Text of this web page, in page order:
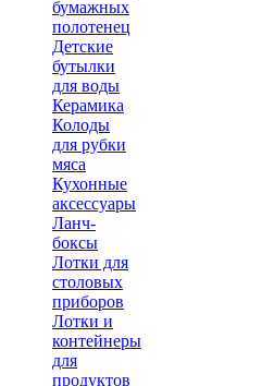
бумажных
полотенец
Детские
бутылки
для воды
Керамика
Колоды
для рубки
мяса
Кухонные
аксессуары
Ланч-
боксы
Лотки для
столовых
приборов
Лотки и
контейнеры
для
продуктов